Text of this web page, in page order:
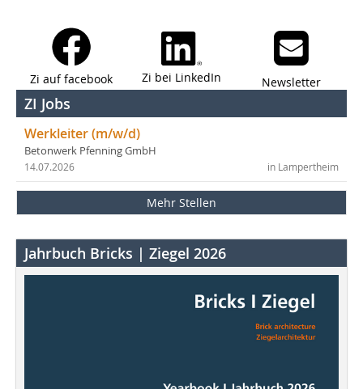
Zi auf facebook Zi bei LinkedIn Newsletter
ZI Jobs
Werkleiter (m/w/d)
Betonwerk Pfenning GmbH
in Lampertheim
14.07.2026
Mehr Stellen
Jahrbuch Bricks | Ziegel 2026